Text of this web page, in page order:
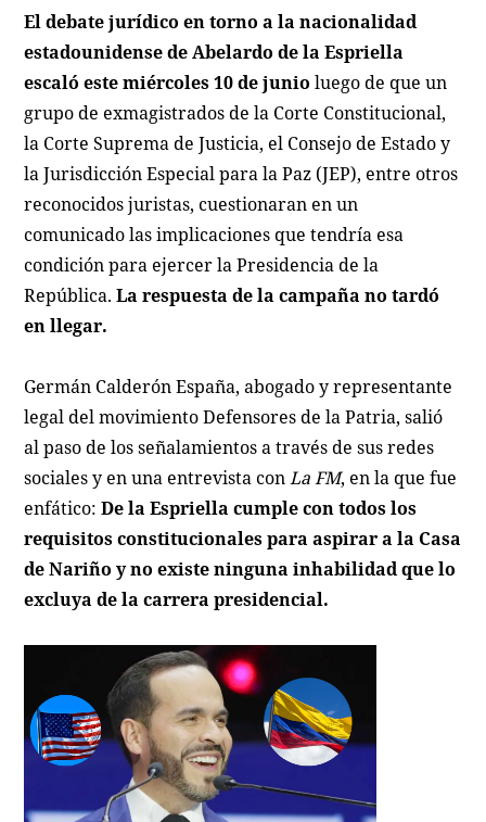
El debate jurídico en torno a la nacionalidad
estadounidense de Abelardo de la Espriella
escaló este miércoles 10 de junio luego de que un
grupo de exmagistrados de la Corte Constitucional,
la Corte Suprema de Justicia, el Consejo de Estado y
la Jurisdicción Especial para la Paz (JEP), entre otros
reconocidos juristas, cuestionaran en un
comunicado las implicaciones que tendría esa
condición para ejercer la Presidencia de la
República.La respuesta de la campaña no tardó
en llegar.
Germán Calderón España, abogado y representante
legal del movimiento Defensores de la Patria, salió
al paso de los señalamientos a través de sus redes
sociales y en una entrevista conLa FM, en la que fue
enfático:De la Espriella cumple con todos los
requisitos constitucionales para aspirar a la Casa
de Nariño y no existe ninguna inhabilidad que lo
excluya de la carrera presidencial.